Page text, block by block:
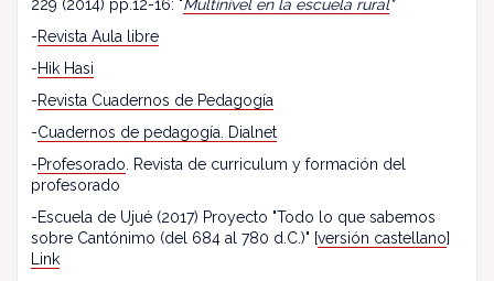
229 (2014) pp.12-16: "Multinivel en la escuela rural"
-Revista Aula libre
-Hik Hasi
-Revista Cuadernos de Pedagogía
-Cuadernos de pedagogía. Dialnet
-Profesorado . Revista de curriculum y formación del
profesorado
-Escuela de Ujué (2017) Proyecto "Todo lo que sabemos
sobre Cantónimo (del 684 al 780 d.C.)" [versión castellano]
Link